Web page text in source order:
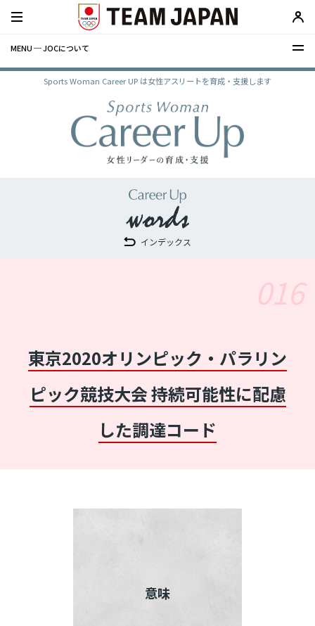
MENU ─ JOCについて
Sports Woman Career UP は女性アスリートを育成・支援します
インデックス
東京2020オリンピック・パラリン
ピック競技大会 持続可能性に配慮
した調達コード
016
意味